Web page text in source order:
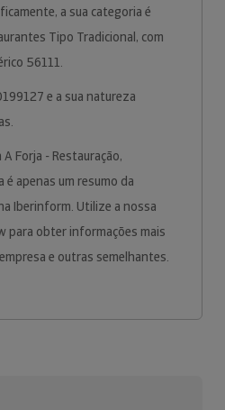
a sua categoria é
Tipo Tradicional, com
56111.
e a sua natureza
Forja - Restauração,
é apenas um resumo da
Iberinform. Utilize a nossa
para obter informações mais
e outras semelhantes.